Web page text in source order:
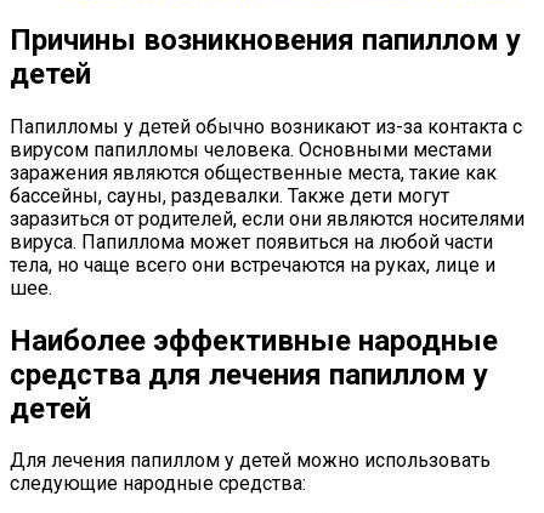
Причины возникновения папиллом у
детей
Папилломы у детей обычно возникают из-за контакта с
вирусом папилломы человека. Основными местами
заражения являются общественные места, такие как
бассейны, сауны, раздевалки. Также дети могут
заразиться от родителей, если они являются носителями
вируса. Папиллома может появиться на любой части
тела, но чаще всего они встречаются на руках, лице и
шее.
Наиболее эффективные народные
средства для лечения папиллом у
детей
Для лечения папиллом у детей можно использовать
следующие народные средства: